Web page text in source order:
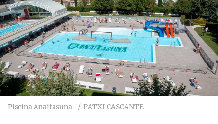
Piscina Anaitasuna. PATXI CASCANTE